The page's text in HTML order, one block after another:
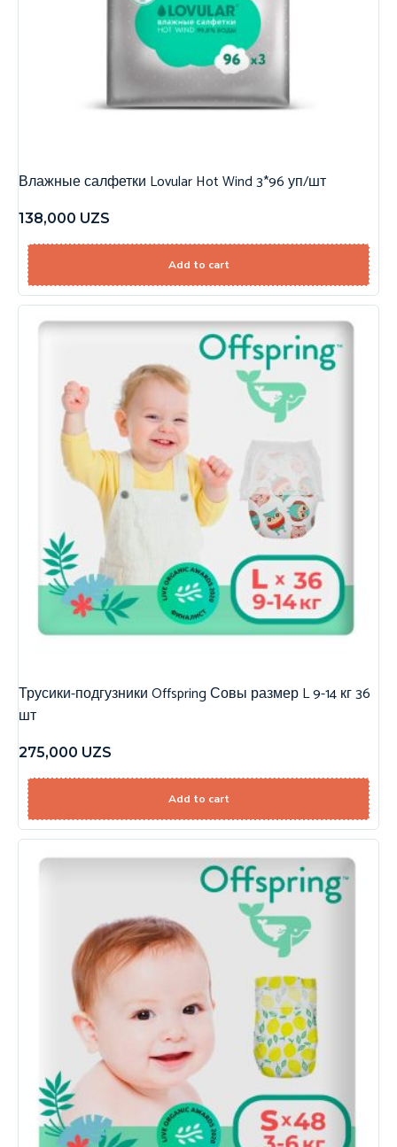
Влажные салфетки Lovular Hot Wind 3*96 уп/шт
138,000 UZS
Add to cart
Трусики-подгузники Offspring Совы размер L 9-14 кг 36
шт
275,000 UZS
Add to cart